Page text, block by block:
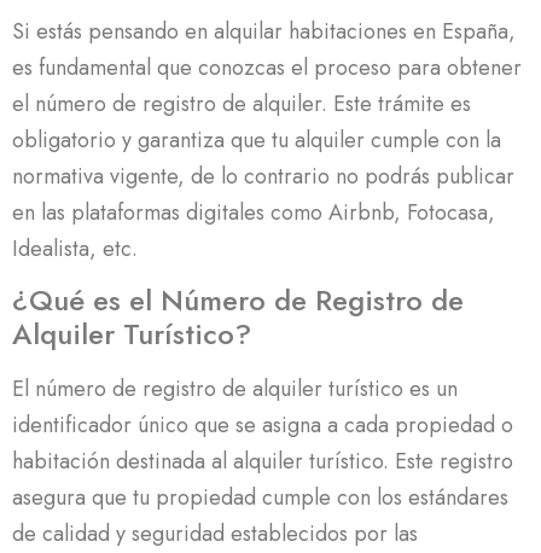
Si estás pensando en alquilar habitaciones en España,
es fundamental que conozcas el proceso para obtener
el número de registro de alquiler. Este trámite es
obligatorio y garantiza que tu alquiler cumple con la
normativa vigente, de lo contrario no podrás publicar
en las plataformas digitales como Airbnb, Fotocasa,
Idealista, etc.
¿Qué es el Número de Registro de
Alquiler Turístico?
El número de registro de alquiler turístico es un
identificador único que se asigna a cada propiedad o
habitación destinada al alquiler turístico. Este registro
asegura que tu propiedad cumple con los estándares
de calidad y seguridad establecidos por las